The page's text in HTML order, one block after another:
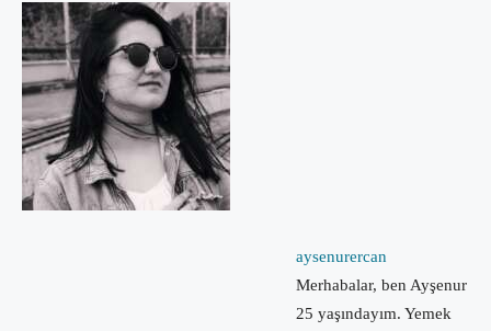
aysenurercan
Merhabalar, ben Ayşenur
25 yaşındayım. Yemek